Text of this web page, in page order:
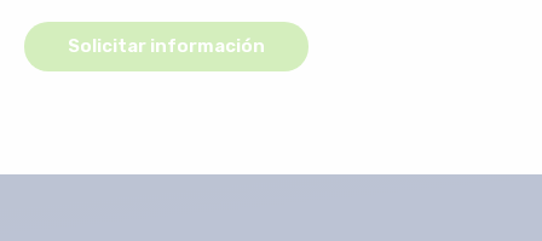
Solicitar información